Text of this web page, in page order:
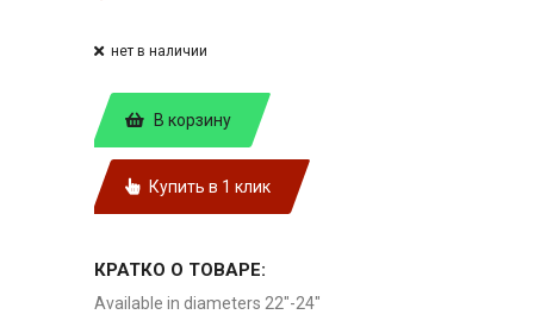
нет в наличии
В корзину
Купить в 1 клик
КРАТКО О ТОВАРЕ:
Available in diameters 22"-24"